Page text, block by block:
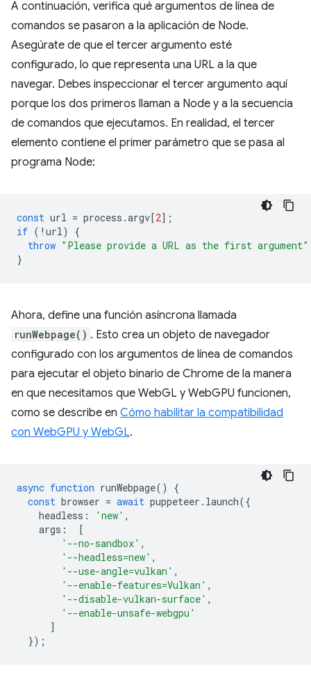
A continuación, verifica qué argumentos de línea de
comandos se pasaron a la aplicación de Node.
Asegúrate de que el tercer argumento esté
configurado, lo que representa una URL a la que
navegar. Debes inspeccionar el tercer argumento aquí
porque los dos primeros llaman a Node y a la secuencia
de comandos que ejecutamos. En realidad, el tercer
elemento contiene el primer parámetro que se pasa al
programa Node:
const url = process .argv[2];
if ( ! url )
{
throw "Please provide a URL as the first argument"
}
Ahora, define una función asíncrona llamada
runWebpage() . Esto crea un objeto de navegador
configurado con los argumentos de línea de comandos
para ejecutar el objeto binario de Chrome de la manera
en que necesitamos que WebGL y WebGPU funcionen,
como se describe en Cómo habilitar la compatibilidad
con WebGPU y WebGL.
async function runWebpage()
{
const browser = await puppeteer . launch({
headless : 'new' ,
args :
[
'--no-sandbox' ,
'--headless=new' ,
'--use-angle=vulkan' ,
'--enable-features=Vulkan' ,
'--disable-vulkan-surface' ,
'--enable-unsafe-webgpu'
]
});